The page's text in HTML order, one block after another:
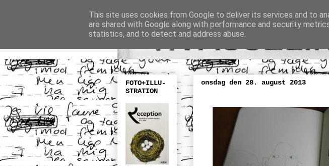
onsdag den 28. august 2013
FOTO+ILLU-
STRATION
This site uses cookies from Google to deliver its services and to
are shared with Google along with performance and security
statistics, and to detect and address abuse.